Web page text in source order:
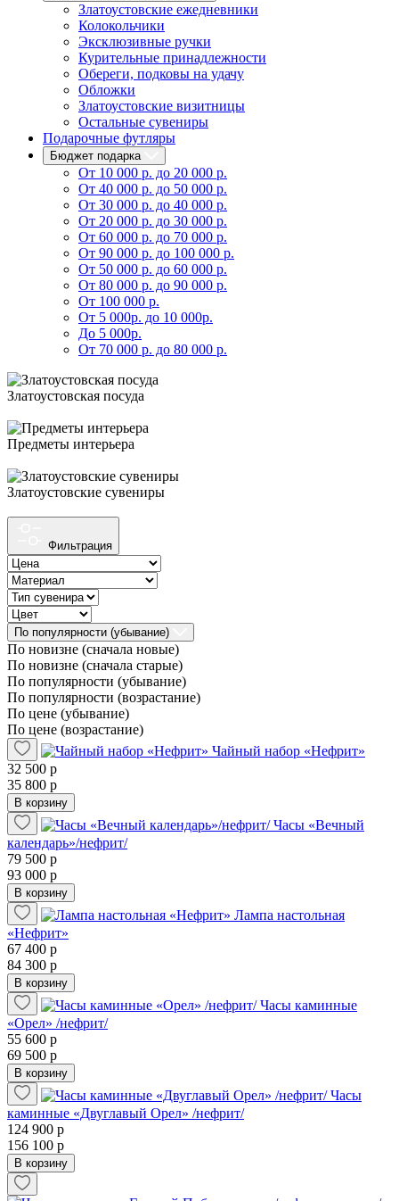
Златоустовские ежедневники
Колокольчики
Эксклюзивные ручки
Курительные принадлежности
Обереги, подковы на удачу
Обложки
Златоустовские визитницы
Остальные сувениры
Подарочные футляры
Бюджет подарка
От 10 000 р. до 20 000 р.
От 40 000 р. до 50 000 р.
От 30 000 р. до 40 000 р.
От 20 000 р. до 30 000 р.
От 60 000 р. до 70 000 р.
От 90 000 р. до 100 000 р.
От 50 000 р. до 60 000 р.
От 80 000 р. до 90 000 р.
От 100 000 р.
От 5 000р. до 10 000р.
До 5 000р.
От 70 000 р. до 80 000 р.
Златоустовская посуда
Предметы интерьера
Златоустовские сувениры
Фильтрация
По популярности (убывание)
По новизне (сначала новые)
По новизне (сначала старые)
По популярности (убывание)
По популярности (возрастание)
По цене (убывание)
По цене (возрастание)
Чайный набор «Нефрит»
32 500 р
35 800 р
В корзину
Часы «Вечный
календарь»/нефрит/
79 500 р
93 000 р
В корзину
Лампа настольная
«Нефрит»
67 400 р
84 300 р
В корзину
Часы каминные
«Орел» /нефрит/
55 600 р
69 500 р
В корзину
Часы
каминные «Двуглавый Орел» /нефрит/
124 900 р
156 100 р
В корзину